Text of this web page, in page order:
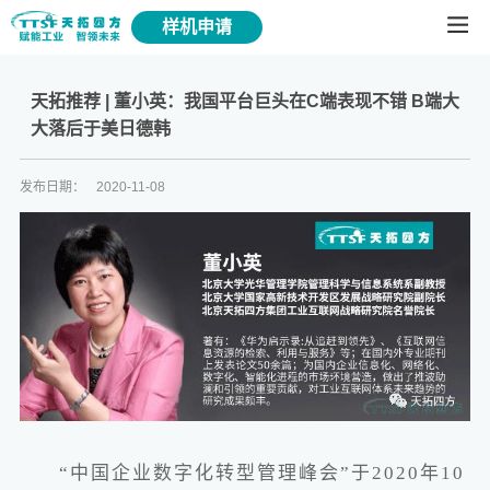
样机申请
天拓推荐 | 董小英：我国平台巨头在C端表现不错 B端大
大落后于美日德韩
发布日期： 2020-11-08
“中国企业数字化转型管理峰会”于2020年10